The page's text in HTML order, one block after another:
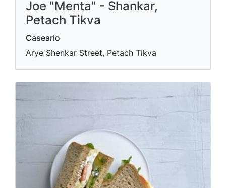
Joe "Menta" - Shankar,
Petach Tikva
Caseario
Arye Shenkar Street, Petach Tikva